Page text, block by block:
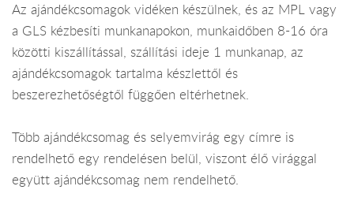
Az ajándékcsomagok vidéken készülnek, és az MPL vagy
a GLS kézbesíti munkanapokon, munkaidőben 8-16 óra
közötti kiszállítással, szállítási ideje 1 munkanap, az
ajándékcsomagok tartalma készlettől és
beszerezhetőségtől függően eltérhetnek.
Több ajándékcsomag és selyemvirág egy címre is
rendelhető egy rendelésen belül, viszont élő virággal
együtt ajándékcsomag nem rendelhető.